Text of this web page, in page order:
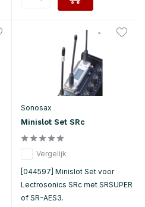
Sonosax
Minislot Set SRc
Vergelijk
[044597] Minislot Set voor
Lectrosonics SRc met SRSUPER
of SR-AES3.